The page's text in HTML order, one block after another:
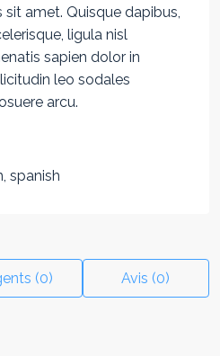
sit amet. Quisque dapibus,
ligula nisl
sapien dolor in
leo sodales
arcu.
spanish
(0) Avis (0)